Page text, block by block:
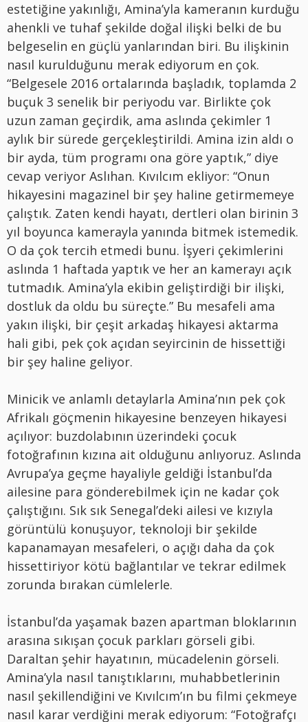
estetiğine yakınlığı, Amina’yla kameranın kurduğu
ahenkli ve tuhaf şekilde doğal ilişki belki de bu
belgeselin en güçlü yanlarından biri. Bu ilişkinin
nasıl kurulduğunu merak ediyorum en çok.
“Belgesele 2016 ortalarında başladık, toplamda 2
buçuk 3 senelik bir periyodu var. Birlikte çok
uzun zaman geçirdik, ama aslında çekimler 1
aylık bir sürede gerçekleştirildi. Amina izin aldı o
bir ayda, tüm programı ona göre yaptık,” diye
cevap veriyor Aslıhan. Kıvılcım ekliyor: “Onun
hikayesini magazinel bir şey haline getirmemeye
çalıştık. Zaten kendi hayatı, dertleri olan birinin 3
yıl boyunca kamerayla yanında bitmek istemedik.
O da çok tercih etmedi bunu. İşyeri çekimlerini
aslında 1 haftada yaptık ve her an kamerayı açık
tutmadık. Amina’yla ekibin geliştirdiği bir ilişki,
dostluk da oldu bu süreçte.” Bu mesafeli ama
yakın ilişki, bir çeşit arkadaş hikayesi aktarma
hali gibi, pek çok açıdan seyircinin de hissettiği
bir şey haline geliyor.
Minicik ve anlamlı detaylarla Amina’nın pek çok
Afrikalı göçmenin hikayesine benzeyen hikayesi
açılıyor: buzdolabının üzerindeki çocuk
fotoğrafının kızına ait olduğunu anlıyoruz. Aslında
Avrupa’ya geçme hayaliyle geldiği İstanbul’da
ailesine para gönderebilmek için ne kadar çok
çalıştığını. Sık sık Senegal’deki ailesi ve kızıyla
görüntülü konuşuyor, teknoloji bir şekilde
kapanamayan mesafeleri, o açığı daha da çok
hissettiriyor kötü bağlantılar ve tekrar edilmek
zorunda bırakan cümlelerle.
İstanbul’da yaşamak bazen apartman bloklarının
arasına sıkışan çocuk parkları görseli gibi.
Daraltan şehir hayatının, mücadelenin görseli.
Amina’yla nasıl tanıştıklarını, muhabbetlerinin
nasıl şekillendiğini ve Kıvılcım’ın bu filmi çekmeye
nasıl karar verdiğini merak ediyorum: “Fotoğrafçı